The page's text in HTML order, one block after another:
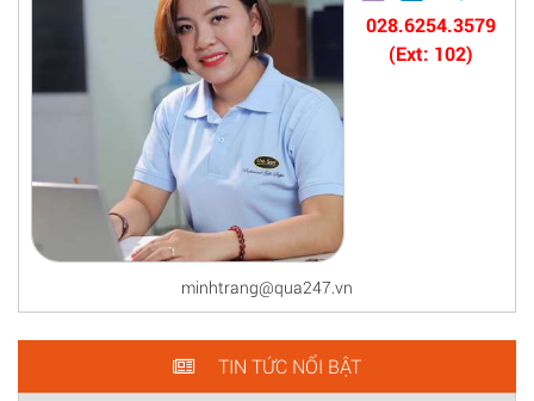
028.6254.3579
(Ext: 102)
minhtrang@qua247.vn
TIN TỨC NỔI BẬT